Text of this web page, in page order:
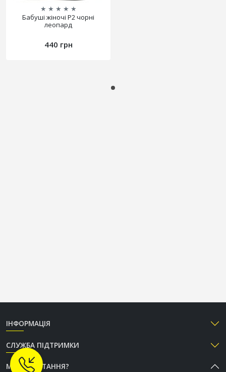
★ ★ ★ ★ ★
Бабуші жіночі Р2 чорні
леопард
440 грн
ІНФОРМАЦІЯ
СЛУЖБА ПІДТРИМКИ
МАЄТЕ ПИТАННЯ?